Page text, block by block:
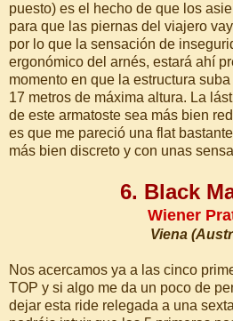
puesto) es el hecho de que los
para que las piernas del viajero
por lo que la sensación de
ergonómico del arnés, estará ahí
momento en que la estructura
17 metros de máxima altura. La
de este armatoste sea más bien
es que me pareció una flat
más bien discreto y con unas
6. Black
Wiener
Viena
Nos acercamos ya a las cinco
TOP y si algo me da un poco de
dejar esta ride relegada a una